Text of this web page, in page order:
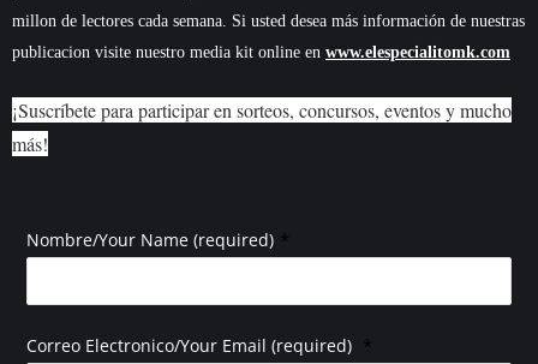
millon de lectores cada semana. Si usted desea más información de nuestras
publicacion visite nuestro media kit online en www.elespecialitomk.com
¡Suscríbete para participar en sorteos, concursos, eventos y mucho
más!
Nombre/Your Name (required) *
Correo Electronico/Your Email (required) *